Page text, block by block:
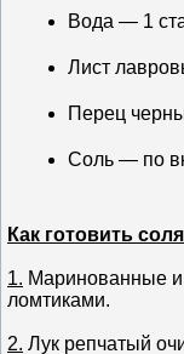
Вода — 1
Лист
Перец
Соль — по
Как готовить
1. Маринованные
ломтиками.
2. Лук репчатый